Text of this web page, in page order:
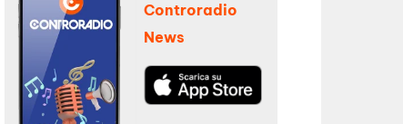
Controradio
News